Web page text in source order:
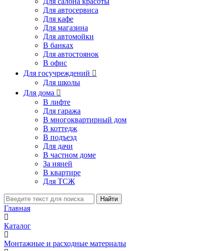
Для автосервиса
Для кафе
Для магазина
Для автомойки
В банках
Для автостоянок
В офис
Для госучреждений 
Для школы
Для дома 
В лифте
Для гаража
В многоквартирный дом
В коттедж
В подъезд
Для дачи
В частном доме
За няней
В квартире
Для ТСЖ
Найти
Главная
Каталог
Монтажные и расходные материалы